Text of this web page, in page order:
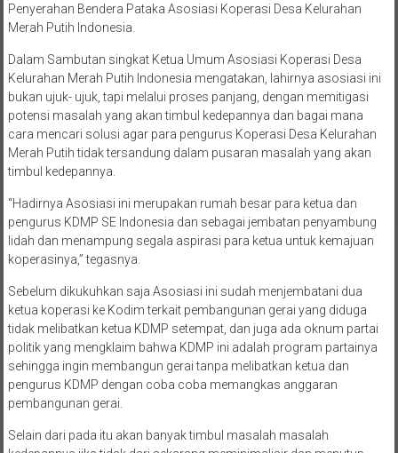
Merah Putih Indonesia.
Kelurahan Merah Putih Indonesia mengatakan, lahirnya asosiasi ini
bukan ujuk- ujuk, tapi melalui proses panjang, dengan memitigasi
potensi masalah yang akan timbul kedepannya dan bagai mana
cara mencari solusi agar para pengurus Koperasi Desa Kelurahan
Merah Putih tidak tersandung dalam pusaran masalah yang akan
timbul kedepannya.
pengurus KDMP SE Indonesia dan sebagai jembatan penyambung
lidah dan menampung segala aspirasi para ketua untuk kemajuan
koperasinya,” tegasnya.
ketua koperasi ke Kodim terkait pembangunan gerai yang diduga
tidak melibatkan ketua KDMP setempat, dan juga ada oknum partai
politik yang mengklaim bahwa KDMP ini adalah program partainya
sehingga ingin membangun gerai tanpa melibatkan ketua dan
pengurus KDMP dengan coba coba memangkas anggaran
pembangunan gerai.
kedepannya jika tidak dari sekarang meminimalisir dan menutup